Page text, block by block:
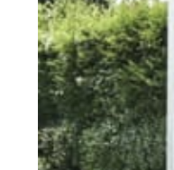
Experiencias de